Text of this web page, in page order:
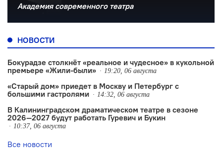
Академия современного театра
НОВОСТИ
Бокурадзе столкнëт «реальное и чудесное» в кукольной
премьере «Жили-были»
19:20, 06 августа
«Старый дом» приедет в Москву и Петербург с
большими гастролями
14:32, 06 августа
В Калининградском драматическом театре в сезоне
2026—2027 будут работать Гуревич и Букин
10:37, 06 августа
Все новости